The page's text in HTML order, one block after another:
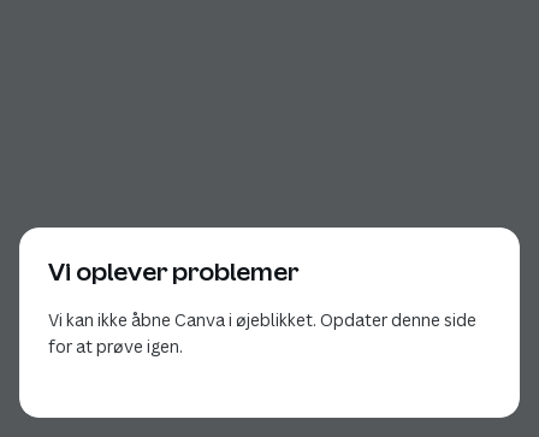
Vi oplever problemer
Vi kan ikke åbne Canva i øjeblikket. Opdater denne side
for at prøve igen.